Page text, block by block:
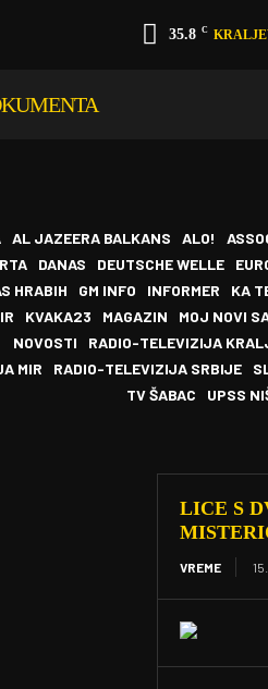
35.8 C
AL JAZEERA BALKANS ALO!
DANAS DEUTSCHE WELLE
HRABIH GM INFO INFORMER KA
KVAKA23 MAGAZIN MOJ NOVI
NOVOSTI
RADIO-TELEVIZIJA
MIR
RADIO-TELEVIZIJA SRBIJE
TV ŠABAC
UPSS
LICE S
VREME